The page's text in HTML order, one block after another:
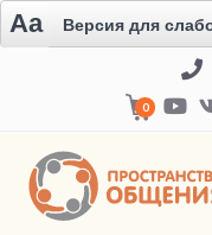
Aa Версия для
0